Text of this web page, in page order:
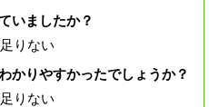
いましたか？
りない
かりやすかったでしょうか？
りない